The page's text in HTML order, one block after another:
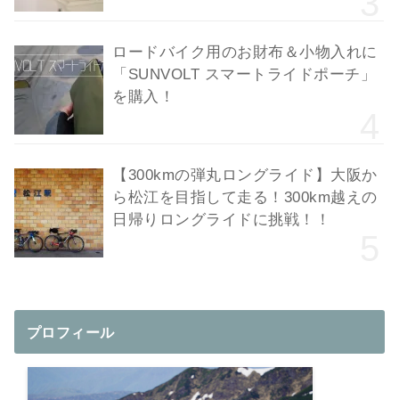
ロードバイク用のお財布＆小物入れに
「SUNVOLT スマートライドポーチ」
を購入！
【300kmの弾丸ロングライド】大阪か
ら松江を目指して走る！300km越えの
日帰りロングライドに挑戦！！
プロフィール